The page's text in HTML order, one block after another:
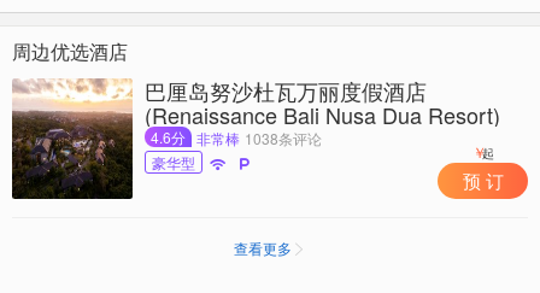
周边优选酒店
巴厘岛努沙杜瓦万丽度假酒店
(Renaissance Bali Nusa Dua Resort)
4.6分 非常棒 1038条评论
豪华型
 
￥起
预 订
查看更多 